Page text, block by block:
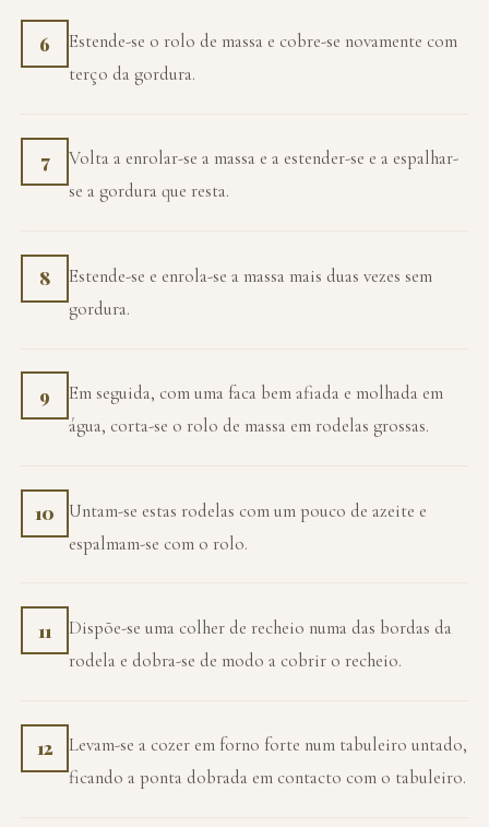
6
Estende-se o rolo de massa e cobre-se novamente com
terço da gordura.
7
Volta a enrolar-se a massa e a estender-se e a espalhar-
se a gordura que resta.
8
Estende-se e enrola-se a massa mais duas vezes sem
gordura.
9
Em seguida, com uma faca bem afiada e molhada em
água, corta-se o rolo de massa em rodelas grossas.
10
Untam-se estas rodelas com um pouco de azeite e
espalmam-se com o rolo.
11
Dispõe-se uma colher de recheio numa das bordas da
rodela e dobra-se de modo a cobrir o recheio.
12
Levam-se a cozer em forno forte num tabuleiro untado,
ficando a ponta dobrada em contacto com o tabuleiro.